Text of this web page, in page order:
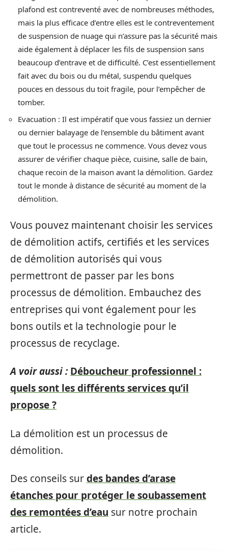
plafond est contreventé avec de nombreuses méthodes,
mais la plus efficace d’entre elles est le contreventement
de suspension de nuage qui n’assure pas la sécurité mais
aide également à déplacer les fils de suspension sans
beaucoup d’entrave et de difficulté. C’est essentiellement
fait avec du bois ou du métal, suspendu quelques
pouces en dessous du toit fragile, pour l’empêcher de
tomber.
Evacuation : Il est impératif que vous fassiez un dernier
ou dernier balayage de l’ensemble du bâtiment avant
que tout le processus ne commence. Vous devez vous
assurer de vérifier chaque pièce, cuisine, salle de bain,
chaque recoin de la maison avant la démolition. Gardez
tout le monde à distance de sécurité au moment de la
démolition.
Vous pouvez maintenant choisir les services
de démolition actifs, certifiés et les services
de démolition autorisés qui vous
permettront de passer par les bons
processus de démolition. Embauchez des
entreprises qui vont également pour les
bons outils et la technologie pour le
processus de recyclage.
A voir aussi : Déboucheur professionnel :
quels sont les différents services qu’il
propose ?
La démolition est un processus de
démolition.
Des conseils surdes bandes d’arase
étanches pour protéger le soubassement
des remontées d’eau sur notre prochain
article.